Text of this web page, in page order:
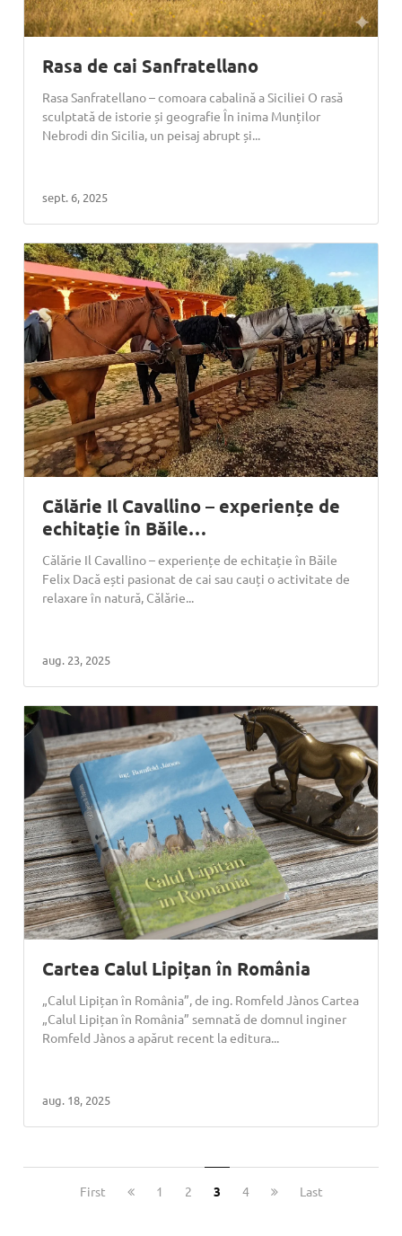
Rasa de cai Sanfratellano
Rasa Sanfratellano – comoara cabalină a Siciliei O rasă
sculptată de istorie și geografie În inima Munților
Nebrodi din Sicilia, un peisaj abrupt și...
sept. 6, 2025
Călărie Il Cavallino – experiențe de
echitație în Băile…
Călărie Il Cavallino – experiențe de echitație în Băile
Felix Dacă ești pasionat de cai sau cauți o activitate de
relaxare în natură, Călărie...
aug. 23, 2025
Cartea Calul Lipițan în România
„Calul Lipițan în România”, de ing. Romfeld Jànos Cartea
„Calul Lipițan în România” semnată de domnul inginer
Romfeld Jànos a apărut recent la editura...
aug. 18, 2025
First 1 2 3 4 Last